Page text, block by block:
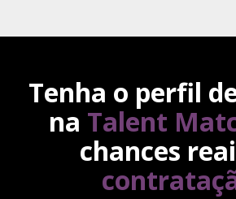
Tenha o perfil
na Talent
chances